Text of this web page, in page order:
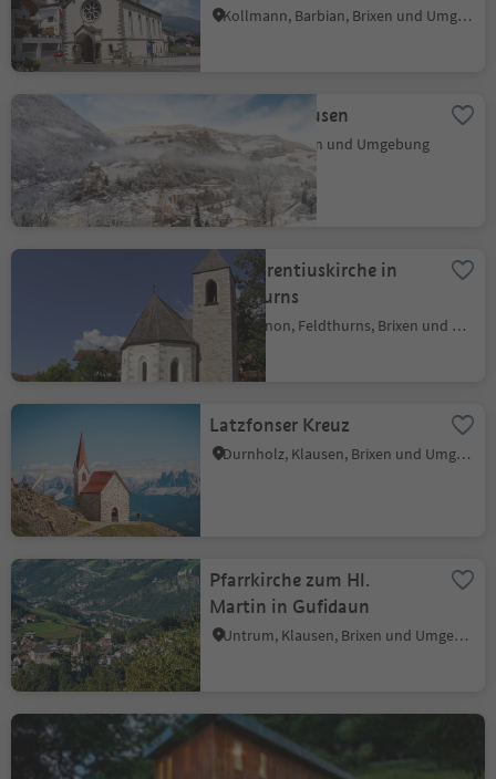
Kollmann, Barbian, Brixen und Umgebung
Altstadt Klausen
Klausen, Brixen und Umgebung
St. Laurentiuskirche in
Feldthurns
Tschiffnon, Feldthurns, Brixen und Umgebung
Latzfonser Kreuz
Durnholz, Klausen, Brixen und Umgebung
Pfarrkirche zum Hl.
Martin in Gufidaun
Untrum, Klausen, Brixen und Umgebung
Weingut Garlider